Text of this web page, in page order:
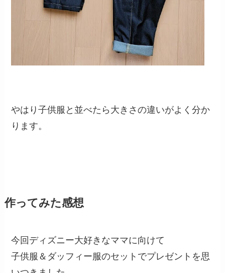
やはり子供服と並べたら大きさの違いがよく分か
ります。
作ってみた感想
今回ディズニー大好きなママに向けて
子供服＆ダッフィー服のセットでプレゼントを思